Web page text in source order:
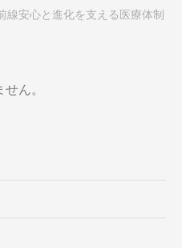
安心と進化を支える医療体制
ん。